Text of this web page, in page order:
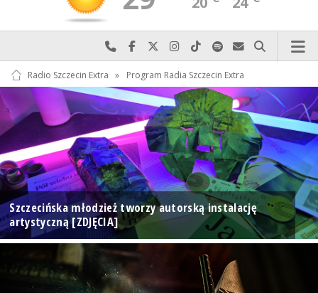
Najlepiej po prostu do nas zadzwoń
Odwiedź nas na Facebook-u
Odwiedź nas na X
Odwiedź nas na Instagram-ie
Odwiedź nas na TikTok-u
Szukaj nas na Spotify
Wyślij do nas
Szukaj
Radio Szczecin Extra » Program Radia Szczecin Extra
Szczecińska młodzież tworzy autorską instalację
artystyczną [ZDJĘCIA]